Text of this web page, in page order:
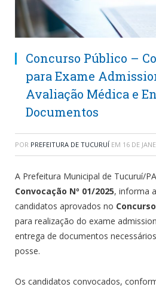
Concurso Público –
para Exame
Avaliação Médica e
Documentos
POR PREFEITURA DE TUCURUÍ EM 16 DE
A Prefeitura Municipal de Tucuruí/
Convocação Nº 01/2025, informa
candidatos aprovados no
para realização do exame
entrega de documentos
posse.
Os candidatos convocados,